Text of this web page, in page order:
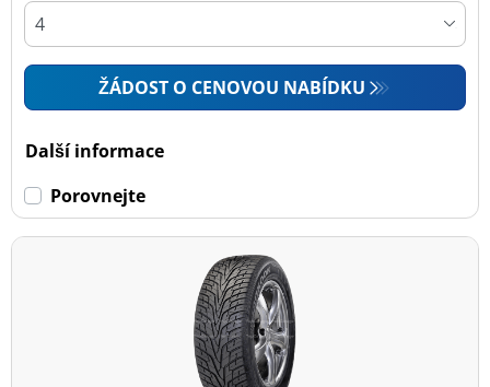
ŽÁDOST O CENOVOU NABÍDKU
Další informace
Porovnejte